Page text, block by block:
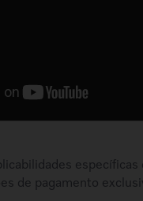
de pagamento